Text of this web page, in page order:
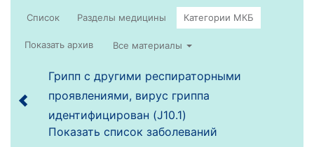
Список
Все материалы
Грипп с другими респираторными
проявлениями, вирус гриппа
идентифицирован (J10.1)
Показать список заболеваний